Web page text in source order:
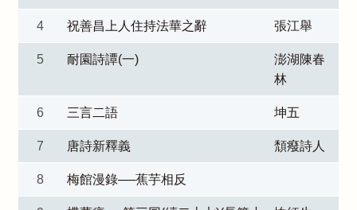
4 祝善昌上人住持法華之辭 張江舉
5 耐園詩譚(一)
澎湖陳春
林
6 三言二語 坤五
7 唐詩新釋義 頹癈詩人
8 梅館漫錄──蕉芋相反